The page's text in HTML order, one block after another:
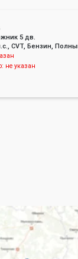
5 дв.
CVT, Бензин,
не указан